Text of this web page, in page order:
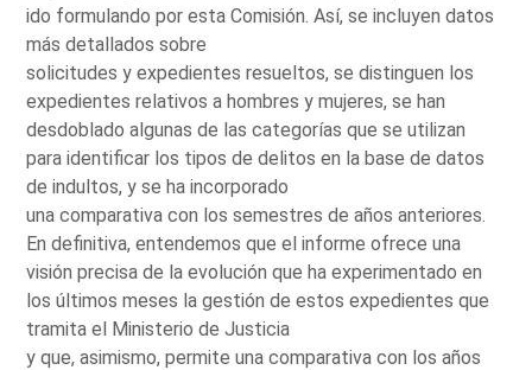
ido formulando por esta Comisión. Así, se incluyen datos
más detallados sobre
solicitudes y expedientes resueltos, se distinguen los
expedientes relativos a hombres y mujeres, se han
desdoblado algunas de las categorías que se utilizan
para identificar los tipos de delitos en la base de datos
de indultos, y se ha incorporado
una comparativa con los semestres de años anteriores.
En definitiva, entendemos que el informe ofrece una
visión precisa de la evolución que ha experimentado en
los últimos meses la gestión de estos expedientes que
tramita el Ministerio de Justicia
y que, asimismo, permite una comparativa con los años